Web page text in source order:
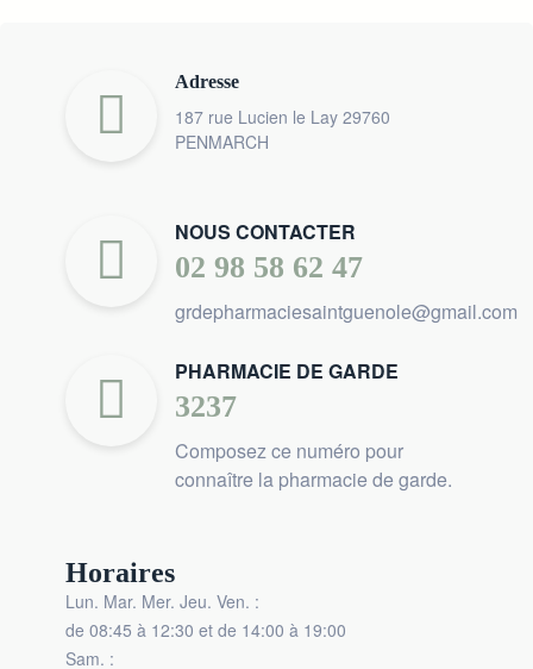
Adresse
187 rue Lucien le Lay 29760
PENMARCH
NOUS CONTACTER
02 98 58 62 47
grdepharmaciesaintguenole@gmail.com
PHARMACIE DE GARDE
3237
Composez ce numéro pour
connaître la pharmacie de garde.
Horaires
Lun. Mar. Mer. Jeu. Ven. :
de 08:45 à 12:30 et de 14:00 à 19:00
Sam. :